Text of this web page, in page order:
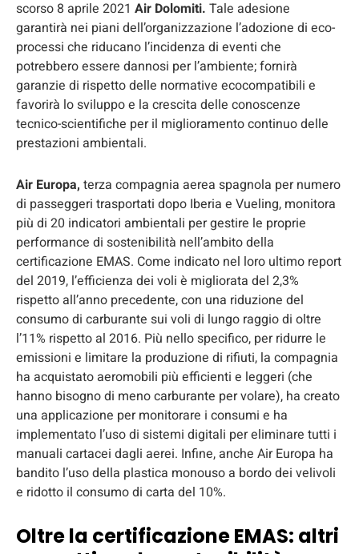
scorso 8 aprile 2021 Air Dolomiti. Tale adesione
garantirà nei piani dell’organizzazione l’adozione di eco-
processi che riducano l’incidenza di eventi che
potrebbero essere dannosi per l’ambiente; fornirà
garanzie di rispetto delle normative ecocompatibili e
favorirà lo sviluppo e la crescita delle conoscenze
tecnico-scientifiche per il miglioramento continuo delle
prestazioni ambientali.
Air Europa, terza compagnia aerea spagnola per numero
di passeggeri trasportati dopo Iberia e Vueling, monitora
più di 20 indicatori ambientali per gestire le proprie
performance di sostenibilità nell’ambito della
certificazione EMAS. Come indicato nel loro ultimo report
del 2019, l’efficienza dei voli è migliorata del 2,3%
rispetto all’anno precedente, con una riduzione del
consumo di carburante sui voli di lungo raggio di oltre
l’11% rispetto al 2016. Più nello specifico, per ridurre le
emissioni e limitare la produzione di rifiuti, la compagnia
ha acquistato aeromobili più efficienti e leggeri (che
hanno bisogno di meno carburante per volare), ha creato
una applicazione per monitorare i consumi e ha
implementato l’uso di sistemi digitali per eliminare tutti i
manuali cartacei dagli aerei. Infine, anche Air Europa ha
bandito l’uso della plastica monouso a bordo dei velivoli
e ridotto il consumo di carta del 10%.
Oltre la certificazione EMAS: altri